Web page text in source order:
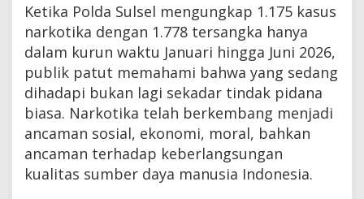
Ketika Polda Sulsel mengungkap 1.175 kasus
narkotika dengan 1.778 tersangka hanya
dalam kurun waktu Januari hingga Juni 2026,
publik patut memahami bahwa yang sedang
dihadapi bukan lagi sekadar tindak pidana
biasa. Narkotika telah berkembang menjadi
ancaman sosial, ekonomi, moral, bahkan
ancaman terhadap keberlangsungan
kualitas sumber daya manusia Indonesia.